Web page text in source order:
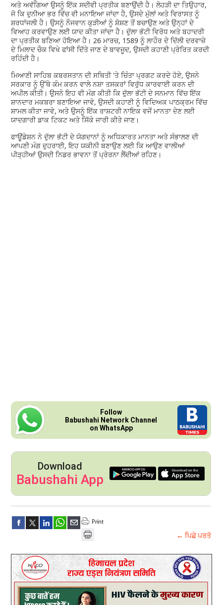
ਅਤੇ ਅਵੱਗਿਆ ਉਸਨੂੰ ਇੱਕ ਸਦੀਵੀ ਪ੍ਰਤੀਕ ਬਣਾਉਂਦੀ ਹੈ। ਲੋਹੜੀ ਦਾ ਤਿਉਹਾਰ,
ਜੋ ਕਿ ਦੁਨੀਆ ਭਰ ਵਿੱਚ ਵੀ ਮਨਾਇਆ ਜਾਂਦਾ ਹੈ, ਉਸਦੇ ਮੁੱਲਾਂ ਅਤੇ ਵਿਰਾਸਤ ਨੂੰ
ਸ਼ਰਧਾਂਜਲੀ ਹੈ। ਉਸਨੂੰ ਨੌਜਵਾਨ ਕੁੜੀਆਂ ਨੂੰ ਸ਼ੋਸ਼ਣ ਤੋਂ ਬਚਾਉਣ ਅਤੇ ਉਨ੍ਹਾਂ ਦੇ
ਵਿਆਹ ਕਰਵਾਉਣ ਲਈ ਯਾਦ ਕੀਤਾ ਜਾਂਦਾ ਹੈ। ਦੁੱਲਾ ਭੱਟੀ ਵਿਰੋਧ ਅਤੇ ਬਹਾਦਰੀ
ਦਾ ਪ੍ਰਤੀਕ ਬਣਿਆ ਹੋਇਆ ਹੈ। 26 ਮਾਰਚ, 1589 ਨੂੰ ਲਾਹੌਰ ਦੇ ਦਿੱਲੀ ਦਰਵਾਜ਼ੇ
ਦੇ ਮਿਲਾਦ ਚੌਕ ਵਿਖੇ ਫਾਂਸੀ ਦਿੱਤੇ ਜਾਣ ਦੇ ਬਾਵਜੂਦ, ਉਸਦੀ ਕਹਾਣੀ ਪ੍ਰੇਰਿਤ ਕਰਦੀ
ਰਹਿੰਦੀ ਹੈ।
ਮਿਆਣੀ ਸਾਹਿਬ ਕਬਰਸਤਾਨ ਦੀ ਸਥਿਤੀ 'ਤੇ ਚਿੰਤਾ ਪ੍ਰਗਟ ਕਰਦੇ ਹੋਏ, ਉਸਨੇ
ਸਰਕਾਰ ਨੂੰ ਉੱਥੇ ਕੰਮ ਕਰਨ ਵਾਲੇ ਨਸ਼ਾ ਤਸਕਰਾਂ ਵਿਰੁੱਧ ਕਾਰਵਾਈ ਕਰਨ ਦੀ
ਅਪੀਲ ਕੀਤੀ। ਉਸਨੇ ਇਹ ਵੀ ਮੰਗ ਕੀਤੀ ਕਿ ਦੁੱਲਾ ਭੱਟੀ ਦੇ ਸਨਮਾਨ ਵਿੱਚ ਇੱਕ
ਸ਼ਾਨਦਾਰ ਮਕਬਰਾ ਬਣਾਇਆ ਜਾਵੇ, ਉਸਦੀ ਕਹਾਣੀ ਨੂੰ ਵਿਦਿਅਕ ਪਾਠਕ੍ਰਮ ਵਿੱਚ
ਸ਼ਾਮਲ ਕੀਤਾ ਜਾਵੇ, ਅਤੇ ਉਸਨੂੰ ਇੱਕ ਰਾਸ਼ਟਰੀ ਨਾਇਕ ਵਜੋਂ ਮਾਨਤਾ ਦੇਣ ਲਈ
ਯਾਦਗਾਰੀ ਡਾਕ ਟਿਕਟ ਅਤੇ ਸਿੱਕੇ ਜਾਰੀ ਕੀਤੇ ਜਾਣ।
ਫਾਊਂਡੇਸ਼ਨ ਨੇ ਦੁੱਲਾ ਭੱਟੀ ਦੇ ਯੋਗਦਾਨਾਂ ਨੂੰ ਅਧਿਕਾਰਤ ਮਾਨਤਾ ਅਤੇ ਸੰਭਾਲਣ ਦੀ
ਆਪਣੀ ਮੰਗ ਦੁਹਰਾਈ, ਇਹ ਯਕੀਨੀ ਬਣਾਉਣ ਲਈ ਕਿ ਆਉਣ ਵਾਲੀਆਂ
ਪੀੜ੍ਹੀਆਂ ਉਸਦੀ ਨਿਡਰ ਭਾਵਨਾ ਤੋਂ ਪ੍ਰੇਰਨਾ ਲੈਂਦੀਆਂ ਰਹਿਣ।
Follow
Babushahi Network Channel
on WhatsApp
Download
Babushahi App
← ਪਿਛੇ ਪਰਤੋ